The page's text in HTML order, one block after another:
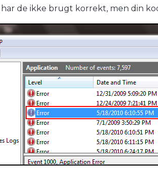
de ikke brugt korrekt, men din